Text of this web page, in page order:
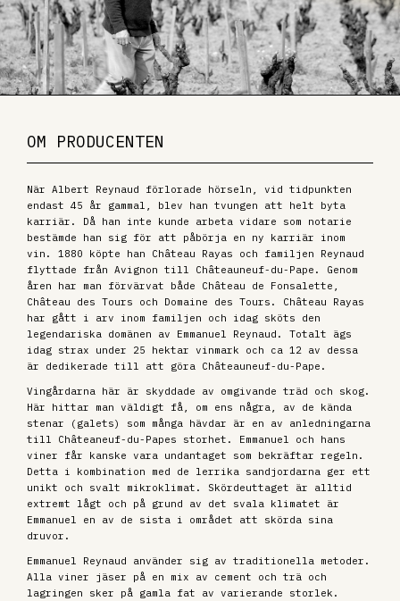
OM PRODUCENTEN
När Albert Reynaud förlorade hörseln, vid tidpunkten
endast 45 år gammal, blev han tvungen att helt byta
karriär. Då han inte kunde arbeta vidare som notarie
bestämde han sig för att påbörja en ny karriär inom
vin. 1880 köpte han Château Rayas och familjen Reynaud
flyttade från Avignon till Châteauneuf-du-Pape. Genom
åren har man förvärvat både Château de Fonsalette,
Château des Tours och Domaine des Tours. Château Rayas
har gått i arv inom familjen och idag sköts den
legendariska domänen av Emmanuel Reynaud. Totalt ägs
idag strax under 25 hektar vinmark och ca 12 av dessa
är dedikerade till att göra Châteauneuf-du-Pape.
Vingårdarna här är skyddade av omgivande träd och skog.
Här hittar man väldigt få, om ens några, av de kända
stenar (galets) som många hävdar är en av anledningarna
till Châteaneuf-du-Papes storhet. Emmanuel och hans
viner får kanske vara undantaget som bekräftar regeln.
Detta i kombination med de lerrika sandjordarna ger ett
unikt och svalt mikroklimat. Skördeuttaget är alltid
extremt lågt och på grund av det svala klimatet är
Emmanuel en av de sista i området att skörda sina
druvor.
Emmanuel Reynaud använder sig av traditionella metoder.
Alla viner jäser på en mix av cement och trä och
lagringen sker på gamla fat av varierande storlek.